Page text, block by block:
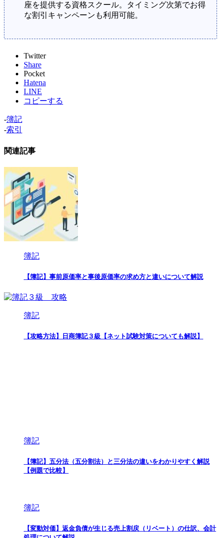
座を提供する資格スクール。タイミング次第でお得
な割引キャンペーンも利用可能。
Twitter
Share
Pocket
Hatena
LINE
コピーする
-簿記
-索引
関連記事
簿記
【簿記】事前原価率と事後原価率の求め方と違いについて解説
簿記
【攻略方法】日商簿記３級【ネット試験対策についても解説】
簿記
【簿記】五分法（五分割法）と三分法の違いをわかりやすく解説
【例題で比較】
簿記
【変動対価】返金負債が生じる売上割戻（リベート）の仕訳、会計